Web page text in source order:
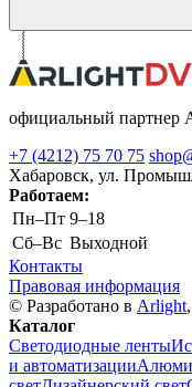
официальный партнер
+7 (4212) 75 70 75
Хабаровск, ул.
Работаем:
Пн–Пт 9–18
Cб–Вс Выходной
Контакты
Правовая информация
© Разработано в Arlight
Каталог
Светодиодные ленты
и автоматизации